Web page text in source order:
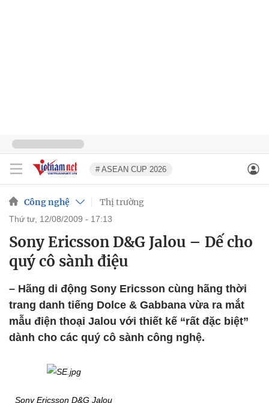
# ASEAN CUP 2026
Công nghệ Thị trường
thứ tư, 12/08/2009 - 17:13
Sony Ericsson D&G Jalou – Dế cho
quý cô sành điệu
– Hãng di động Sony Ericsson cùng hãng thời
trang danh tiếng Dolce & Gabbana vừa ra mắt
mẫu điện thoại Jalou với thiết kế “rất đặc biệt”
dành cho các quý cô sành công nghệ.
Sony Ericsson D&G Jalou